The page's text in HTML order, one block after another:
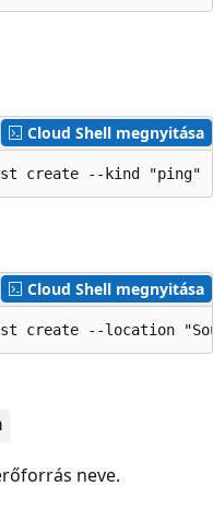
Cloud Shell megnyitása
create --kind "ping" --
Cloud Shell megnyitása
create --location
neve.